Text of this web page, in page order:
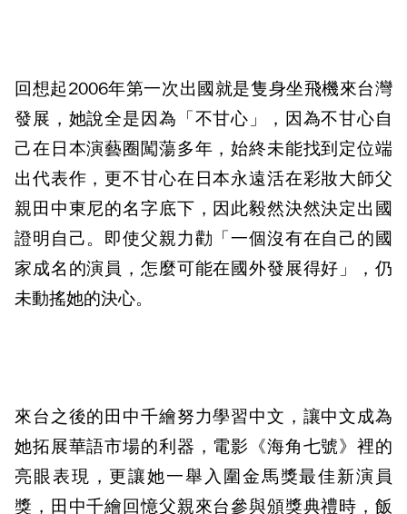
回想起2006年第一次出國就是隻身坐飛機來台灣
發展，她說全是因為「不甘心」，因為不甘心自
己在日本演藝圈闖蕩多年，始終未能找到定位端
出代表作，更不甘心在日本永遠活在彩妝大師父
親田中東尼的名字底下，因此毅然決然決定出國
證明自己。即使父親力勸「一個沒有在自己的國
家成名的演員，怎麼可能在國外發展得好」，仍
未動搖她的決心。
來台之後的田中千繪努力學習中文，讓中文成為
她拓展華語市場的利器，電影《海角七號》裡的
亮眼表現，更讓她一舉入圍金馬獎最佳新演員
獎，田中千繪回憶父親來台參與頒獎典禮時，飯